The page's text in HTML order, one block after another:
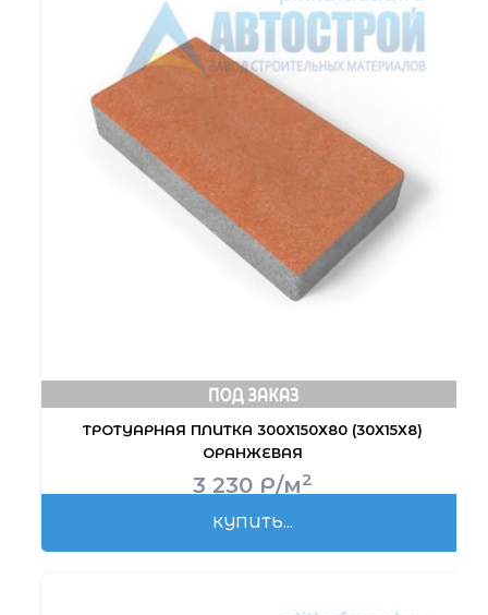
ТРОТУАРНАЯ ПЛИТКА 300Х150Х80 (30Х15Х8)
ОРАНЖЕВАЯ
3 230 Р/м2
КУПИТЬ...